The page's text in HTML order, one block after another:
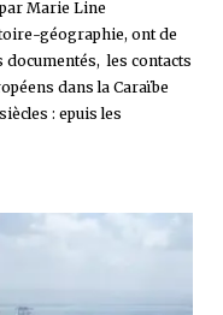
Marie Line
géographie, ont de
les contacts
dans la Caraïbe
: epuis les